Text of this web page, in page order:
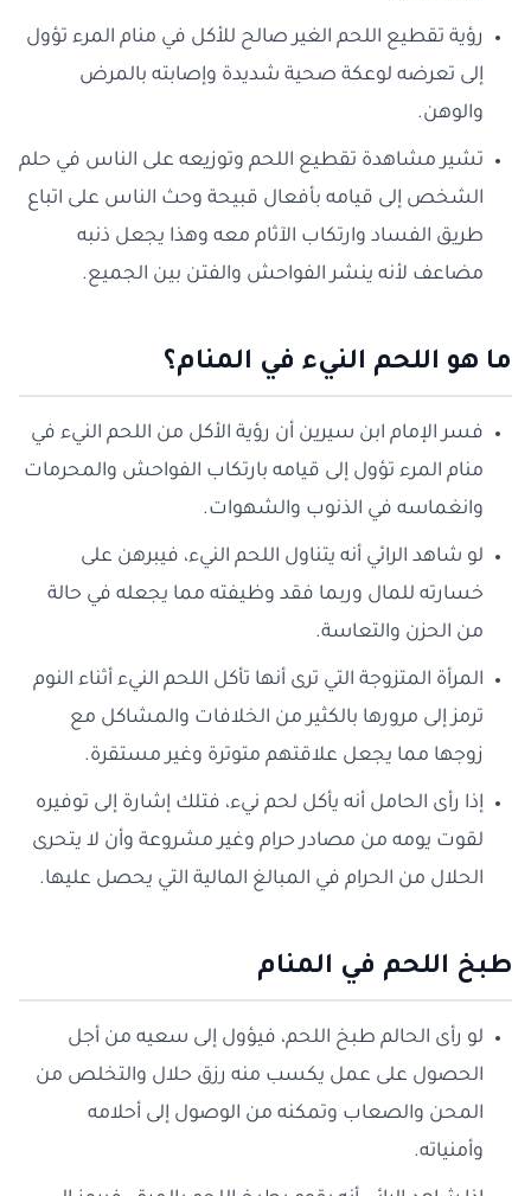
رؤية تقطيع اللحم الغير صالح للأكل في منام المرء تؤول
إلى تعرضه لوعكة صحية شديدة وإصابته بالمرض
والوهن.
تشير مشاهدة تقطيع اللحم وتوزيعه على الناس في حلم
الشخص إلى قيامه بأفعال قبيحة وحث الناس على اتباع
طريق الفساد وارتكاب الآثام معه وهذا يجعل ذنبه
مضاعف لأنه ينشر الفواحش والفتن بين الجميع.
ما هو اللحم النيء في المنام؟
فسر الإمام ابن سيرين أن رؤية الأكل من اللحم النيء في
منام المرء تؤول إلى قيامه بارتكاب الفواحش والمحرمات
وانغماسه في الذنوب والشهوات.
لو شاهد الرائي أنه يتناول اللحم النيء، فيبرهن على
خسارته للمال وربما فقد وظيفته مما يجعله في حالة
من الحزن والتعاسة.
المرأة المتزوجة التي ترى أنها تأكل اللحم النيء أثناء النوم
ترمز إلى مرورها بالكثير من الخلافات والمشاكل مع
زوجها مما يجعل علاقتهم متوترة وغير مستقرة.
إذا رأى الحامل أنه يأكل لحم نيء، فتلك إشارة إلى توفيره
لقوت يومه من مصادر حرام وغير مشروعة وأن لا يتحرى
الحلال من الحرام في المبالغ المالية التي يحصل عليها.
طبخ اللحم في المنام
لو رأى الحالم طبخ اللحم، فيؤول إلى سعيه من أجل
الحصول على عمل يكسب منه رزق حلال والتخلص من
المحن والصعاب وتمكنه من الوصول إلى أحلامه
وأمنياته.